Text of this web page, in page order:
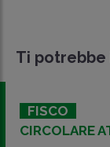
Ti
FISCO
CIRCOLARE